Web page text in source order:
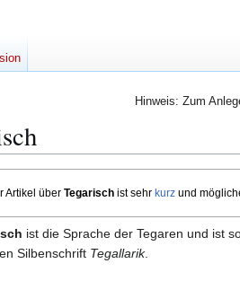
Hinweis: Zum
Artikel über Tegarischist sehr kurzund
ist die Sprache der Tegaren und ist
Silbenschrift Tegallarik.